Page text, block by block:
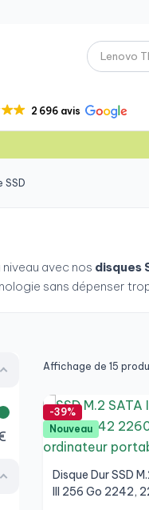
2 696 avis
SSD
avec nos disques
sans dépenser
Affichage de 15
-39%
Nouveau
Disque Dur SSD
III 256 Go 2242,